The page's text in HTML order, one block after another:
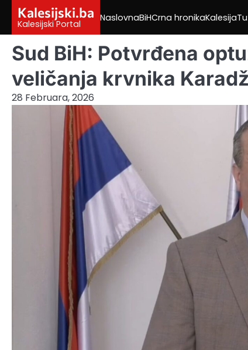
content
Kalesijski.ba
Kalesijski Portal
NaslovnaBiHCrna hronikaKalesija
Sud BiH: Potvrđena
veličanja krvnika
28 Februara, 2026